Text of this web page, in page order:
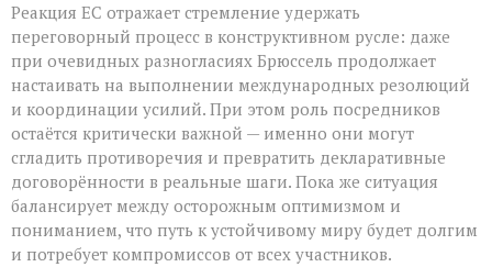
Реакция ЕС отражает стремление удержать
переговорный процесс в конструктивном русле: даже
при очевидных разногласиях Брюссель продолжает
настаивать на выполнении международных резолюций
и координации усилий. При этом роль посредников
остаётся критически важной — именно они могут
сгладить противоречия и превратить декларативные
договорённости в реальные шаги. Пока же ситуация
балансирует между осторожным оптимизмом и
пониманием, что путь к устойчивому миру будет долгим
и потребует компромиссов от всех участников.